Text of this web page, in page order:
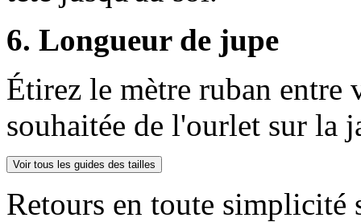
6. Longueur de jupe
Étirez le mètre ruban
souhaitée de l'ourlet sur la
Voir tous les guides des tailles
Retours en toute simplicité